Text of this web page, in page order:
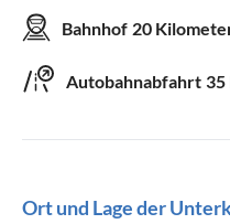
Bahnhof 20
Autobahnabfahrt
Ort und Lage der